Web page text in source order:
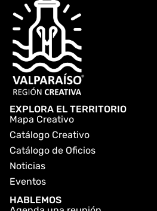
EXPLORA EL TERRITORIO
Mapa Creativo
Catálogo Creativo
Catálogo de Oficios
Noticias
Eventos
HABLEMOS